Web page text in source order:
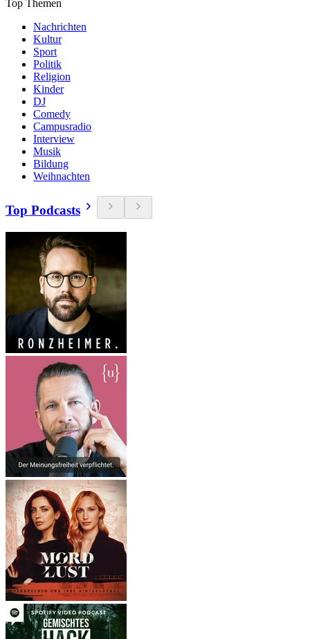
Top Themen
Nachrichten
Kultur
Sport
Politik
Religion
Kinder
DJ
Comedy
Campusradio
Interview
Musik
Bildung
Weihnachten
Top Podcasts